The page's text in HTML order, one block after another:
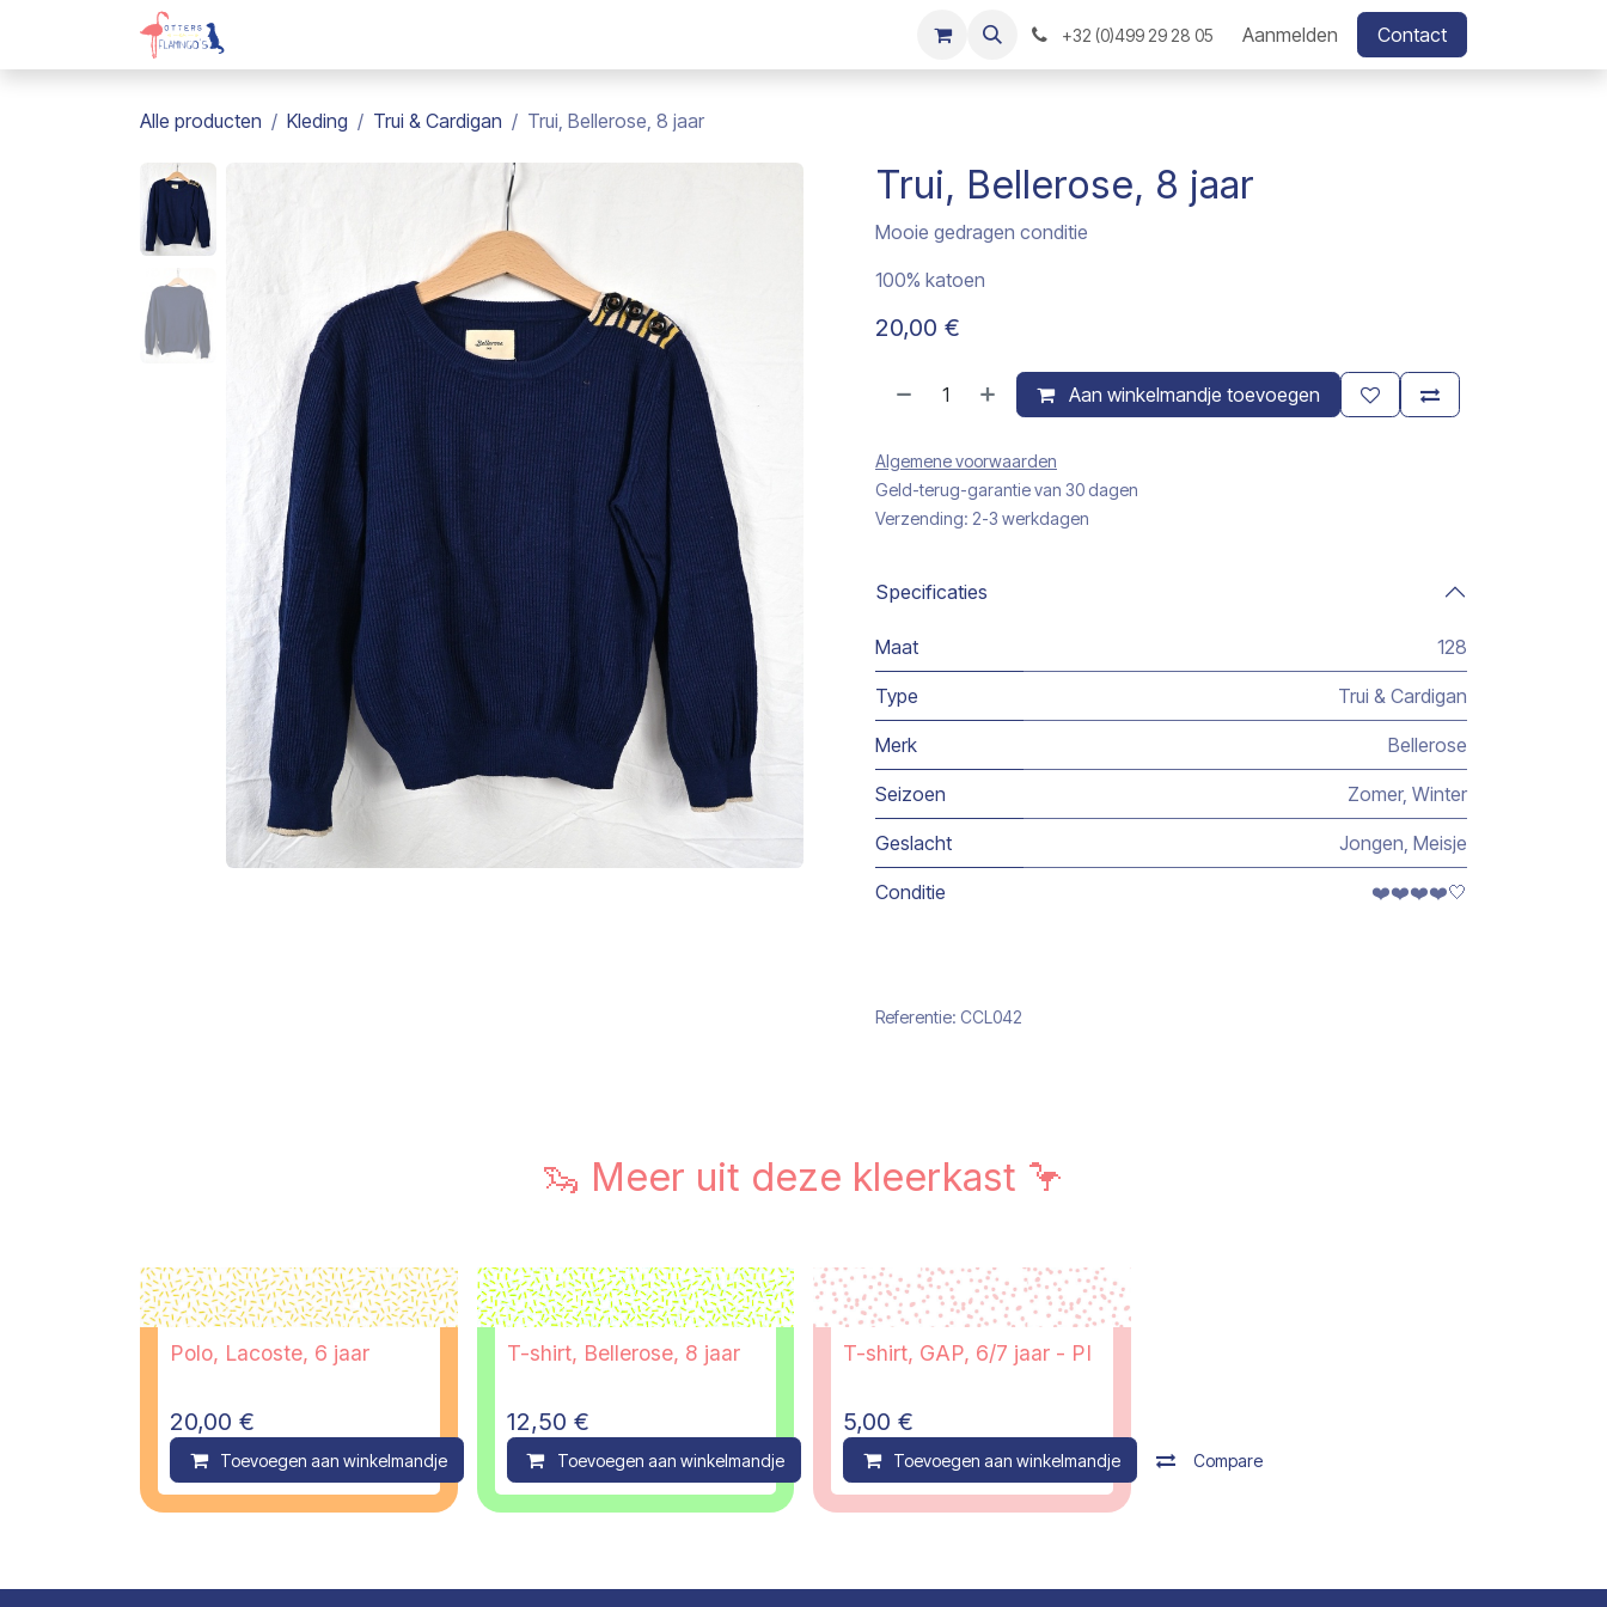
Overslaan naar inhoud
+32 (0)499 29 28 05 Aanmelden Contact
Alle producten Kleding Trui & Cardigan Trui, Bellerose, 8 jaar
Trui, Bellerose, 8 jaar
Mooie gedragen conditie
100% katoen
20,00 €
Aan winkelmandje toevoegen
Algemene voorwaarden
Geld-terug-garantie van 30 dagen
Verzending: 2-3 werkdagen
Specificaties
Maat 128
Type Trui & Cardigan
Merk Bellerose
Seizoen Zomer, Winter
Geslacht Jongen, Meisje
Conditie ❤️❤️❤️❤️🤍
Referentie: CCL042
🦦 Meer uit deze kleerkast 🦩
Polo, Lacoste, 6 jaar
20,00 €
Toevoegen aan winkelmandje Compare
T-shirt, Bellerose, 8 jaar
12,50 €
Toevoegen aan winkelmandje Compare
T-shirt, GAP, 6/7 jaar - PI
5,00 €
Toevoegen aan winkelmandje Compare